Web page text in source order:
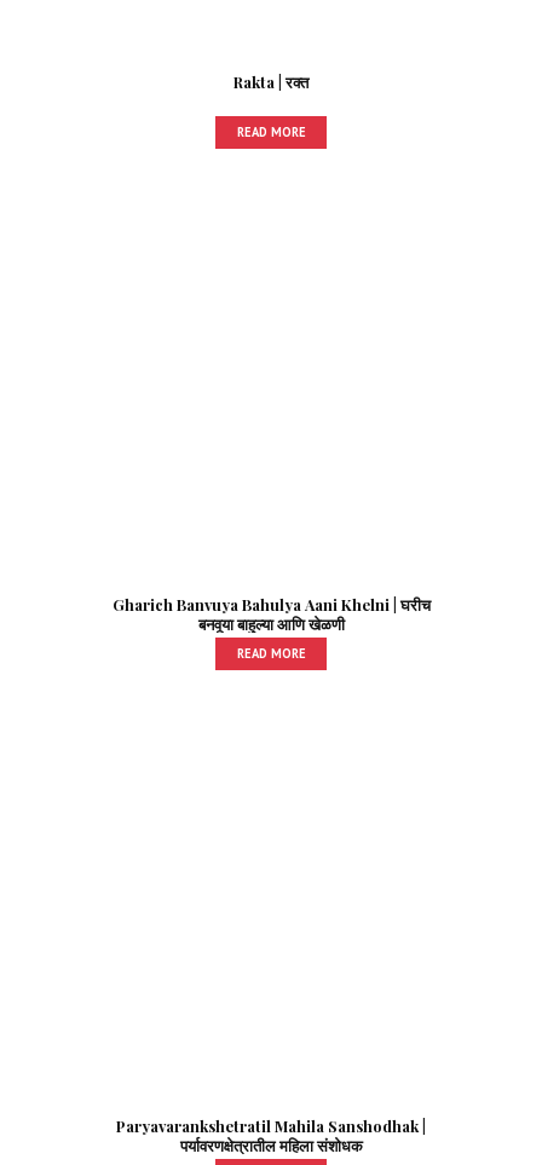
Rakta | रक्त
READ MORE
Gharich Banvuya Bahulya Aani Khelni | घरीच
बनवूया बाहुल्या आणि खेळणी
READ MORE
Paryavarankshetratil Mahila Sanshodhak |
पर्यावरणक्षेत्रातील महिला संशोधक